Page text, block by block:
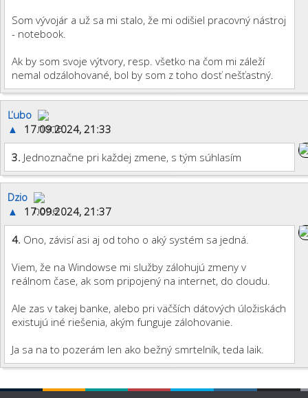
Som vývojár a už sa mi stalo, že mi odišiel pracovný nástroj
- notebook.
Ak by som svoje výtvory, resp. všetko na čom mi záleží
nemal odzálohované, bol by som z toho dosť nešťastný.
Ľubo
▲
17.09.2024, 21:33
3. Jednoznačne pri každej zmene, s tým súhlasím
Dzio
▲
17.09.2024, 21:37
4. Ono, závisí asi aj od toho o aký systém sa jedná.
Viem, že na Windowse mi služby zálohujú zmeny v
reálnom čase, ak som pripojený na internet, do cloudu.
Ale zas v takej banke, alebo pri väčších dátových úložiskách
existujú iné riešenia, akým funguje zálohovanie.
Ja sa na to pozerám len ako bežný smrtelník, teda laik.